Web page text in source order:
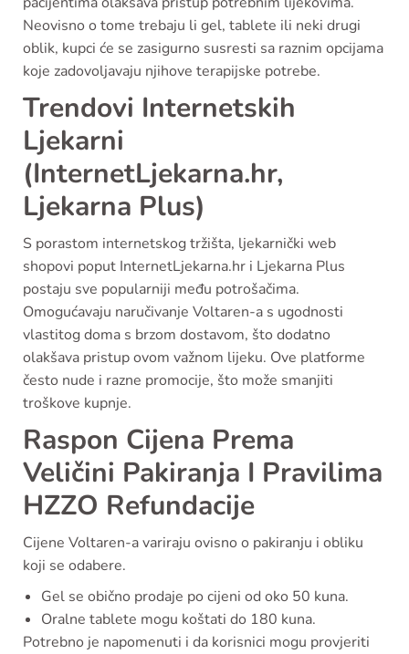
Neovisno o tome trebaju li gel, tablete ili neki drugi
oblik, kupci će se zasigurno susresti sa raznim opcijama
koje zadovoljavaju njihove terapijske potrebe.
Trendovi Internetskih
Ljekarni
(InternetLjekarna.hr,
Ljekarna Plus)
S porastom internetskog tržišta, ljekarnički web
shopovi poput InternetLjekarna.hr i Ljekarna Plus
postaju sve popularniji među potrošačima.
Omogućavaju naručivanje Voltaren-a s ugodnosti
vlastitog doma s brzom dostavom, što dodatno
olakšava pristup ovom važnom lijeku. Ove platforme
često nude i razne promocije, što može smanjiti
troškove kupnje.
Raspon Cijena Prema
Veličini Pakiranja I Pravilima
HZZO Refundacije
Cijene Voltaren-a variraju ovisno o pakiranju i obliku
koji se odabere.
Gel se obično prodaje po cijeni od oko 50 kuna.
Oralne tablete mogu koštati do 180 kuna.
Potrebno je napomenuti i da korisnici mogu provjeriti